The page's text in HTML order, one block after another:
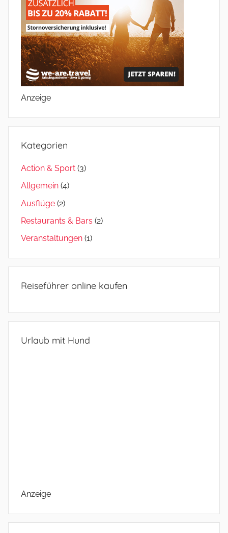
Anzeige
Kategorien
Action & Sport (3)
Allgemein (4)
Ausflüge (2)
Restaurants & Bars (2)
Veranstaltungen (1)
Reiseführer online kaufen
Urlaub mit Hund
Anzeige